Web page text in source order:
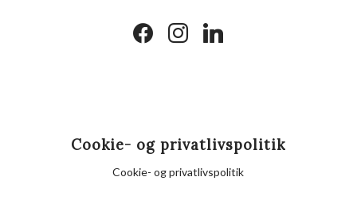
facebookinstagramlinkedin
Cookie- og privatlivspolitik
Cookie- og privatlivspolitik